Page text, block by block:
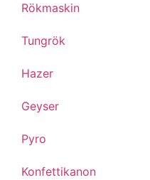
Rökmaskin
Tungrök
Hazer
Geyser
Pyro
Konfettikanon